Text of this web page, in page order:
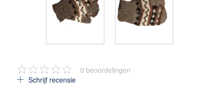
0 beoordelingen
Schrijf recensie